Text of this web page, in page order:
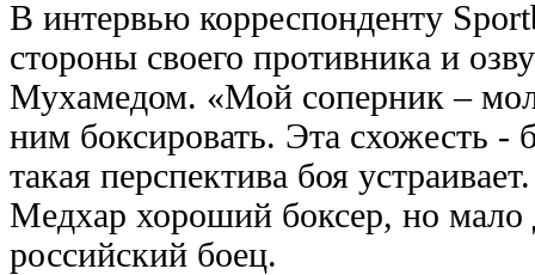
В интервью корреспонденту
стороны своего противника и
Мухамедом. «Мой соперник –
ним боксировать. Эта схожесть
такая перспектива боя
Медхар хороший боксер, но мало
российский боец.